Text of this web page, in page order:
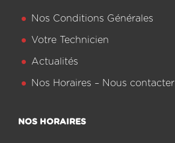
Nos Conditions Générales
Votre Technicien
Actualités
Nos Horaires – Nous contacter
NOS HORAIRES